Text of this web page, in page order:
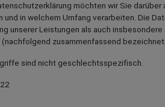
möchten wir Sie
und in welchem Umfang verarbeiten. Die
unserer Leistungen als auch
zusammenfassend bezeichnet
sind nicht geschlechtsspezifisch.